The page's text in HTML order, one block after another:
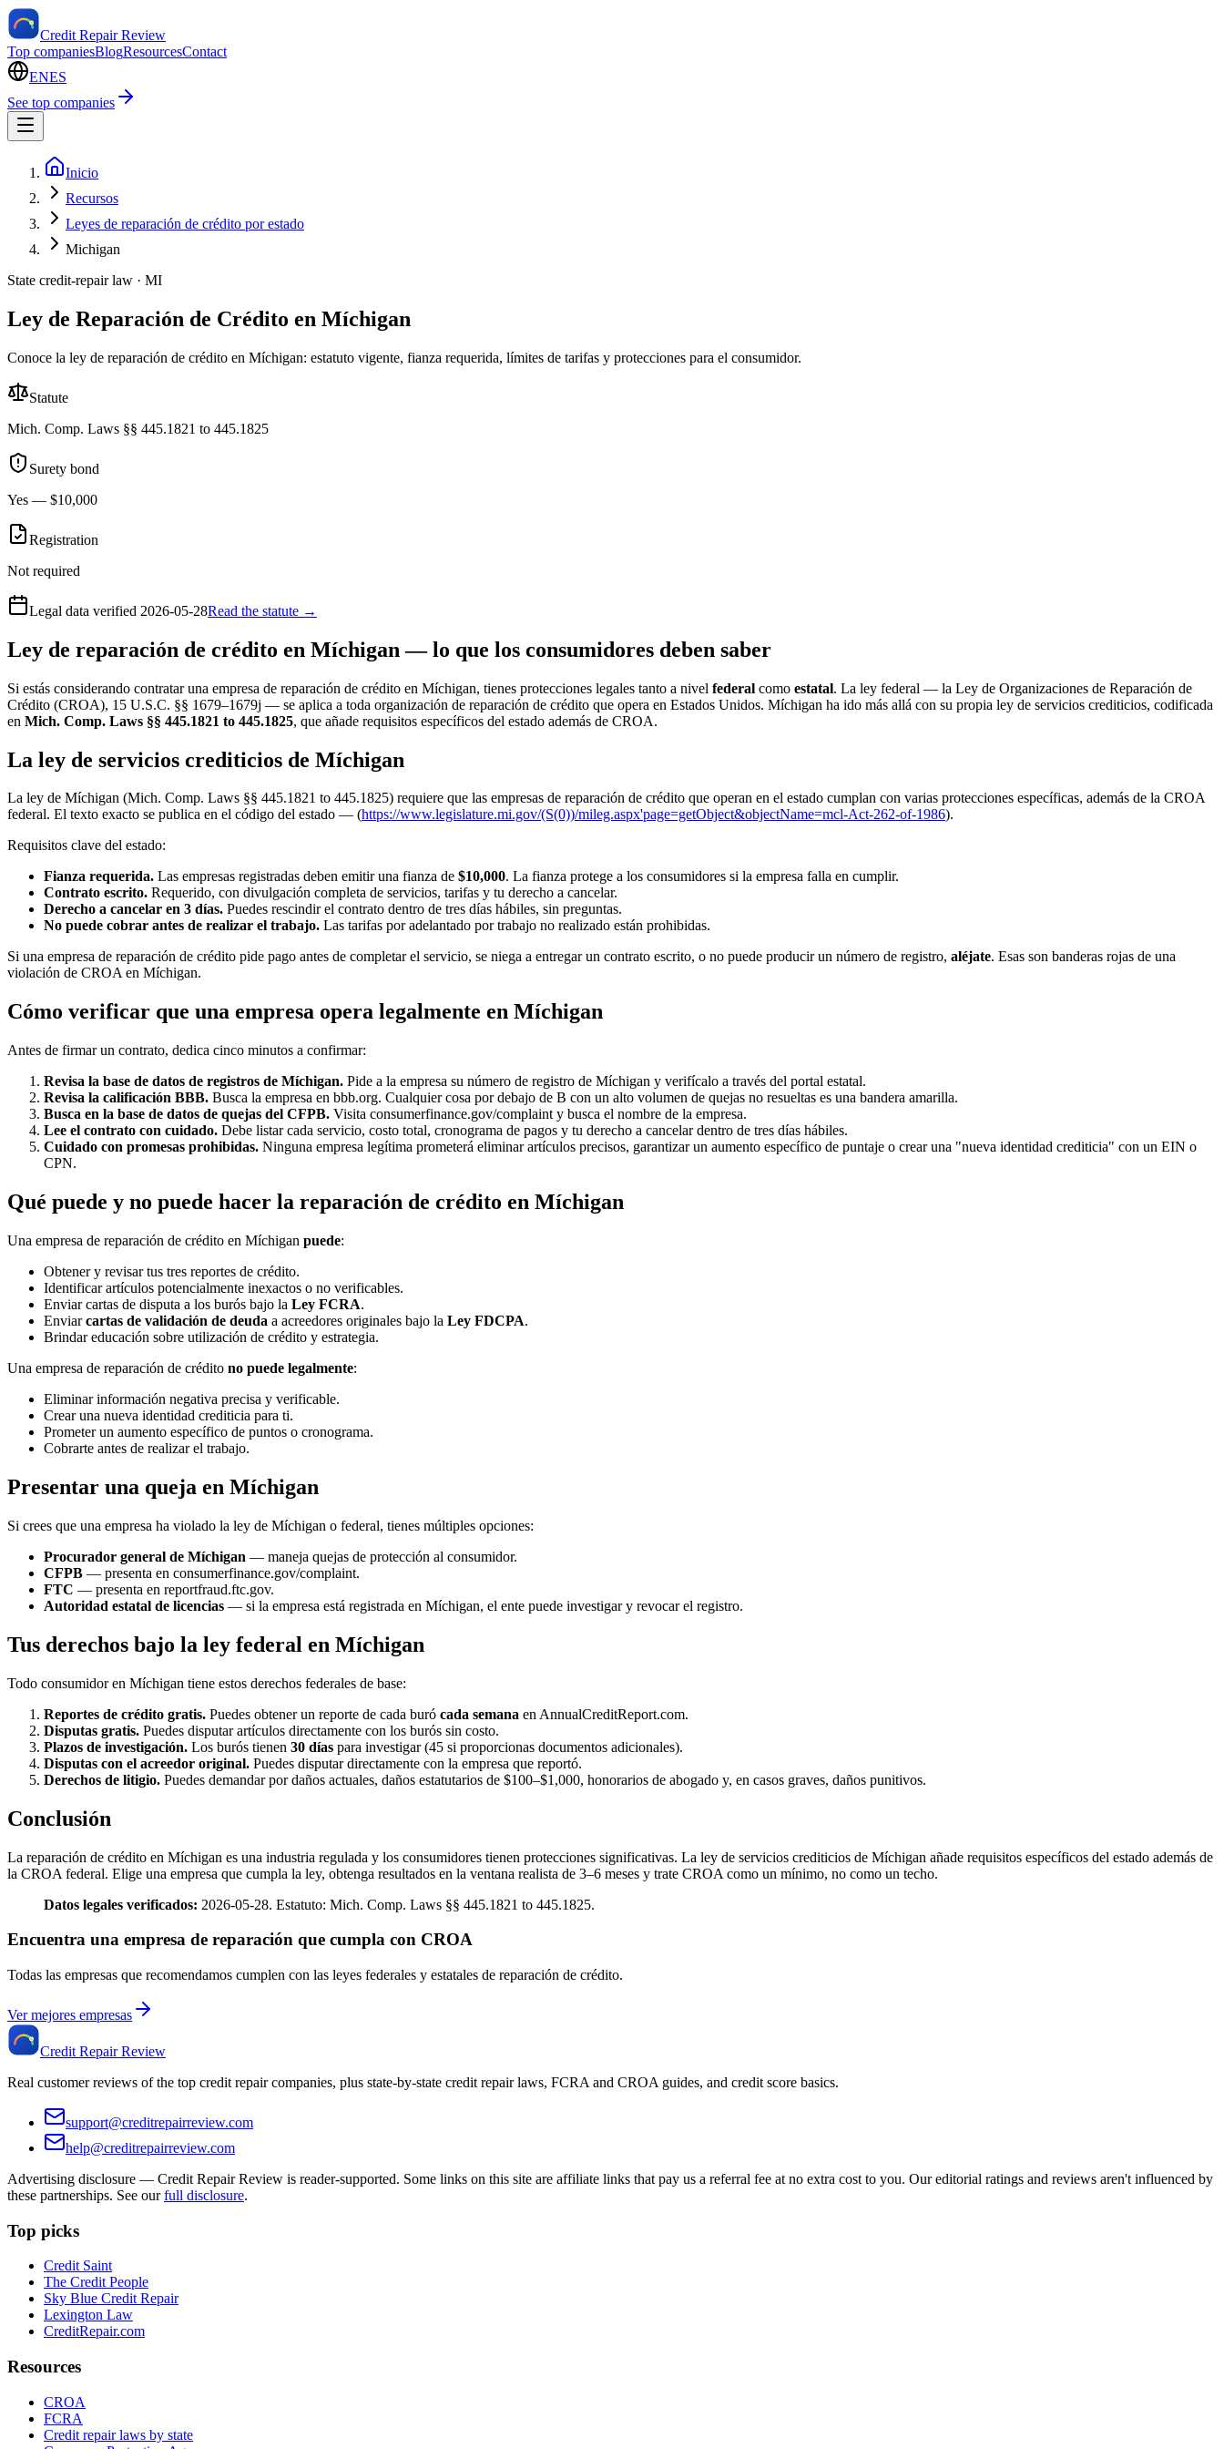
Credit Repair Review
Top companiesBlogResourcesContact
ENES
See top companies
Inicio
Recursos
Leyes de reparación de crédito por estado
Michigan
State credit-repair law · MI
Ley de Reparación de Crédito en Míchigan
Conoce la ley de reparación de crédito en Míchigan: estatuto vigente, fianza requerida, límites de tarifas y protecciones para el consumidor.
Statute
Mich. Comp. Laws §§ 445.1821 to 445.1825
Surety bond
Yes — $10,000
Registration
Not required
Legal data verified 2026-05-28Read the statute →
Ley de reparación de crédito en Míchigan — lo que los consumidores deben saber
Si estás considerando contratar una empresa de reparación de crédito en Míchigan, tienes protecciones legales tanto a nivel federal como estatal. La ley federal — la Ley de Organizaciones de Reparación de
Crédito (CROA), 15 U.S.C. §§ 1679–1679j — se aplica a toda organización de reparación de crédito que opera en Estados Unidos. Míchigan ha ido más allá con su propia ley de servicios crediticios, codificada
en Mich. Comp. Laws §§ 445.1821 to 445.1825, que añade requisitos específicos del estado además de CROA.
La ley de servicios crediticios de Míchigan
La ley de Míchigan (Mich. Comp. Laws §§ 445.1821 to 445.1825) requiere que las empresas de reparación de crédito que operan en el estado cumplan con varias protecciones específicas, además de la CROA
federal. El texto exacto se publica en el código del estado — (https://www.legislature.mi.gov/(S(0))/mileg.aspx'page=getObject&objectName=mcl-Act-262-of-1986).
Requisitos clave del estado:
Fianza requerida. Las empresas registradas deben emitir una fianza de $10,000. La fianza protege a los consumidores si la empresa falla en cumplir.
Contrato escrito. Requerido, con divulgación completa de servicios, tarifas y tu derecho a cancelar.
Derecho a cancelar en 3 días. Puedes rescindir el contrato dentro de tres días hábiles, sin preguntas.
No puede cobrar antes de realizar el trabajo. Las tarifas por adelantado por trabajo no realizado están prohibidas.
Si una empresa de reparación de crédito pide pago antes de completar el servicio, se niega a entregar un contrato escrito, o no puede producir un número de registro, aléjate. Esas son banderas rojas de una
violación de CROA en Míchigan.
Cómo verificar que una empresa opera legalmente en Míchigan
Antes de firmar un contrato, dedica cinco minutos a confirmar:
Revisa la base de datos de registros de Míchigan. Pide a la empresa su número de registro de Míchigan y verifícalo a través del portal estatal.
Revisa la calificación BBB. Busca la empresa en bbb.org. Cualquier cosa por debajo de B con un alto volumen de quejas no resueltas es una bandera amarilla.
Busca en la base de datos de quejas del CFPB. Visita consumerfinance.gov/complaint y busca el nombre de la empresa.
Lee el contrato con cuidado. Debe listar cada servicio, costo total, cronograma de pagos y tu derecho a cancelar dentro de tres días hábiles.
Cuidado con promesas prohibidas. Ninguna empresa legítima prometerá eliminar artículos precisos, garantizar un aumento específico de puntaje o crear una "nueva identidad crediticia" con un EIN o
CPN.
Qué puede y no puede hacer la reparación de crédito en Míchigan
Una empresa de reparación de crédito en Míchigan puede:
Obtener y revisar tus tres reportes de crédito.
Identificar artículos potencialmente inexactos o no verificables.
Enviar cartas de disputa a los burós bajo la Ley FCRA.
Enviarcartas de validación de deuda a acreedores originales bajo la Ley FDCPA.
Brindar educación sobre utilización de crédito y estrategia.
Una empresa de reparación de crédito no puede legalmente:
Eliminar información negativa precisa y verificable.
Crear una nueva identidad crediticia para ti.
Prometer un aumento específico de puntos o cronograma.
Cobrarte antes de realizar el trabajo.
Presentar una queja en Míchigan
Si crees que una empresa ha violado la ley de Míchigan o federal, tienes múltiples opciones:
Procurador general de Míchigan — maneja quejas de protección al consumidor.
CFPB — presenta en consumerfinance.gov/complaint.
FTC — presenta en reportfraud.ftc.gov.
Autoridad estatal de licencias — si la empresa está registrada en Míchigan, el ente puede investigar y revocar el registro.
Tus derechos bajo la ley federal en Míchigan
Todo consumidor en Míchigan tiene estos derechos federales de base:
Reportes de crédito gratis. Puedes obtener un reporte de cada buró cada semana en AnnualCreditReport.com.
Disputas gratis. Puedes disputar artículos directamente con los burós sin costo.
Plazos de investigación. Los burós tienen 30 días para investigar (45 si proporcionas documentos adicionales).
Disputas con el acreedor original. Puedes disputar directamente con la empresa que reportó.
Derechos de litigio. Puedes demandar por daños actuales, daños estatutarios de $100–$1,000, honorarios de abogado y, en casos graves, daños punitivos.
Conclusión
La reparación de crédito en Míchigan es una industria regulada y los consumidores tienen protecciones significativas. La ley de servicios crediticios de Míchigan añade requisitos específicos del estado además de
la CROA federal. Elige una empresa que cumpla la ley, obtenga resultados en la ventana realista de 3–6 meses y trate CROA como un mínimo, no como un techo.
Datos legales verificados: 2026-05-28. Estatuto: Mich. Comp. Laws §§ 445.1821 to 445.1825.
Encuentra una empresa de reparación que cumpla con CROA
Todas las empresas que recomendamos cumplen con las leyes federales y estatales de reparación de crédito.
Ver mejores empresas
Credit Repair Review
Real customer reviews of the top credit repair companies, plus state-by-state credit repair laws, FCRA and CROA guides, and credit score basics.
support@creditrepairreview.com
help@creditrepairreview.com
Advertising disclosure — Credit Repair Review is reader-supported. Some links on this site are affiliate links that pay us a referral fee at no extra cost to you. Our editorial ratings and reviews aren't influenced by
these partnerships. See our full disclosure.
Top picks
Credit Saint
The Credit People
Sky Blue Credit Repair
Lexington Law
CreditRepair.com
Resources
CROA
FCRA
Credit repair laws by state